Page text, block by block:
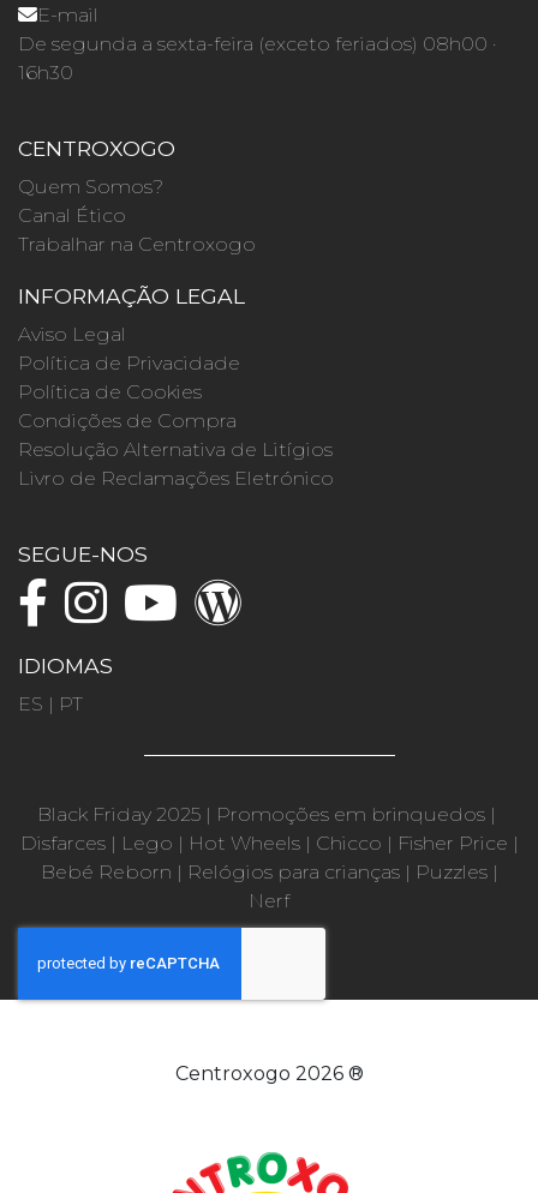
E-mail
De segunda a sexta-feira (exceto feriados) 08h00 ·
16h30
CENTROXOGO
Quem Somos?
Canal Ético
Trabalhar na Centroxogo
INFORMAÇÃO LEGAL
Aviso Legal
Política de Privacidade
Política de Cookies
Condições de Compra
Resolução Alternativa de Litígios
Livro de Reclamações Eletrónico
SEGUE-NOS
IDIOMAS
ES | PT
Black Friday 2025 | Promoções em brinquedos |
Disfarces| Lego | Hot Wheels| Chicco | Fisher Price |
Bebé Reborn | Relógios para crianças| Puzzles|
Nerf
Centroxogo 2026 ®